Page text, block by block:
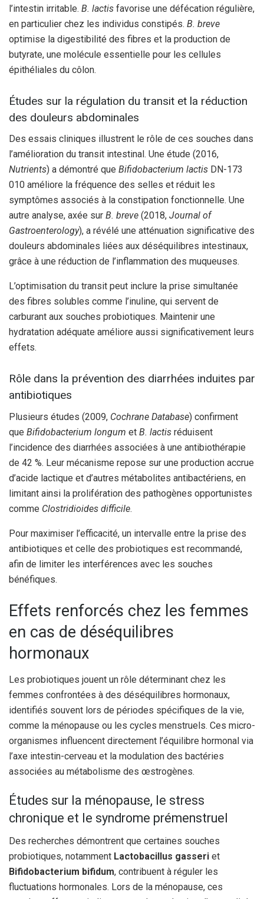
l’intestin irritable. B. lactis favorise une défécation régulière,
en particulier chez les individus constipés. B. breve
optimise la digestibilité des fibres et la production de
butyrate, une molécule essentielle pour les cellules
épithéliales du côlon.
Études sur la régulation du transit et la réduction
des douleurs abdominales
Des essais cliniques illustrent le rôle de ces souches dans
l’amélioration du transit intestinal. Une étude (2016,
Nutrients) a démontré que Bifidobacterium lactis DN-173
010 améliore la fréquence des selles et réduit les
symptômes associés à la constipation fonctionnelle. Une
autre analyse, axée sur B. breve (2018, Journal of
Gastroenterology), a révélé une atténuation significative des
douleurs abdominales liées aux déséquilibres intestinaux,
grâce à une réduction de l’inflammation des muqueuses.
L’optimisation du transit peut inclure la prise simultanée
des fibres solubles comme l’inuline, qui servent de
carburant aux souches probiotiques. Maintenir une
hydratation adéquate améliore aussi significativement leurs
effets.
Rôle dans la prévention des diarrhées induites par
antibiotiques
Plusieurs études (2009, Cochrane Database) confirment
que Bifidobacterium longum et B. lactis réduisent
l’incidence des diarrhées associées à une antibiothérapie
de 42 %. Leur mécanisme repose sur une production accrue
d’acide lactique et d’autres métabolites antibactériens, en
limitant ainsi la prolifération des pathogènes opportunistes
comme Clostridioides difficile.
Pour maximiser l’efficacité, un intervalle entre la prise des
antibiotiques et celle des probiotiques est recommandé,
afin de limiter les interférences avec les souches
bénéfiques.
Effets renforcés chez les femmes
en cas de déséquilibres
hormonaux
Les probiotiques jouent un rôle déterminant chez les
femmes confrontées à des déséquilibres hormonaux,
identifiés souvent lors de périodes spécifiques de la vie,
comme la ménopause ou les cycles menstruels. Ces micro-
organismes influencent directement l’équilibre hormonal via
l’axe intestin-cerveau et la modulation des bactéries
associées au métabolisme des œstrogènes.
Études sur la ménopause, le stress
chronique et le syndrome prémenstruel
Des recherches démontrent que certaines souches
probiotiques, notamment Lactobacillus gasseri et
Bifidobacterium bifidum, contribuent à réguler les
fluctuations hormonales. Lors de la ménopause, ces